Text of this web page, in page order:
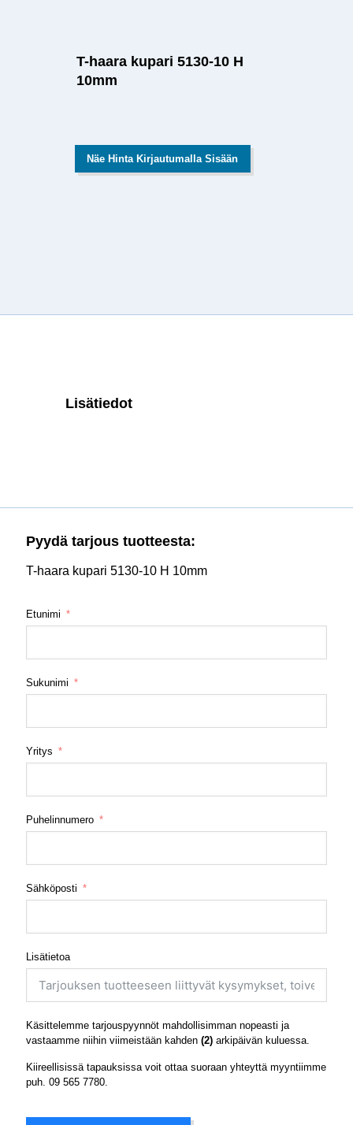
T-haara kupari 5130-10 H
10mm
Näe Hinta Kirjautumalla Sisään
Lisätiedot
Pyydä tarjous tuotteesta:
T-haara kupari 5130-10 H 10mm
Etunimi
Sukunimi
Yritys
Puhelinnumero
Sähköposti
Lisätietoa
Käsittelemme tarjouspyynnöt mahdollisimman nopeasti ja
vastaamme niihin viimeistään kahden (2) arkipäivän kuluessa.
Kiireellisissä tapauksissa voit ottaa suoraan yhteyttä myyntiimme
puh. 09 565 7780